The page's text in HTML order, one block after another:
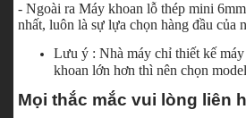
- Ngoài ra Máy khoan lỗ thép mini
nhất, luôn là sự lựa chọn hàng đầu của
Lưu ý : Nhà máy chỉ thiết kế
khoan lớn hơn thì nên chọn model
Mọi thắc mắc vui lòng liên